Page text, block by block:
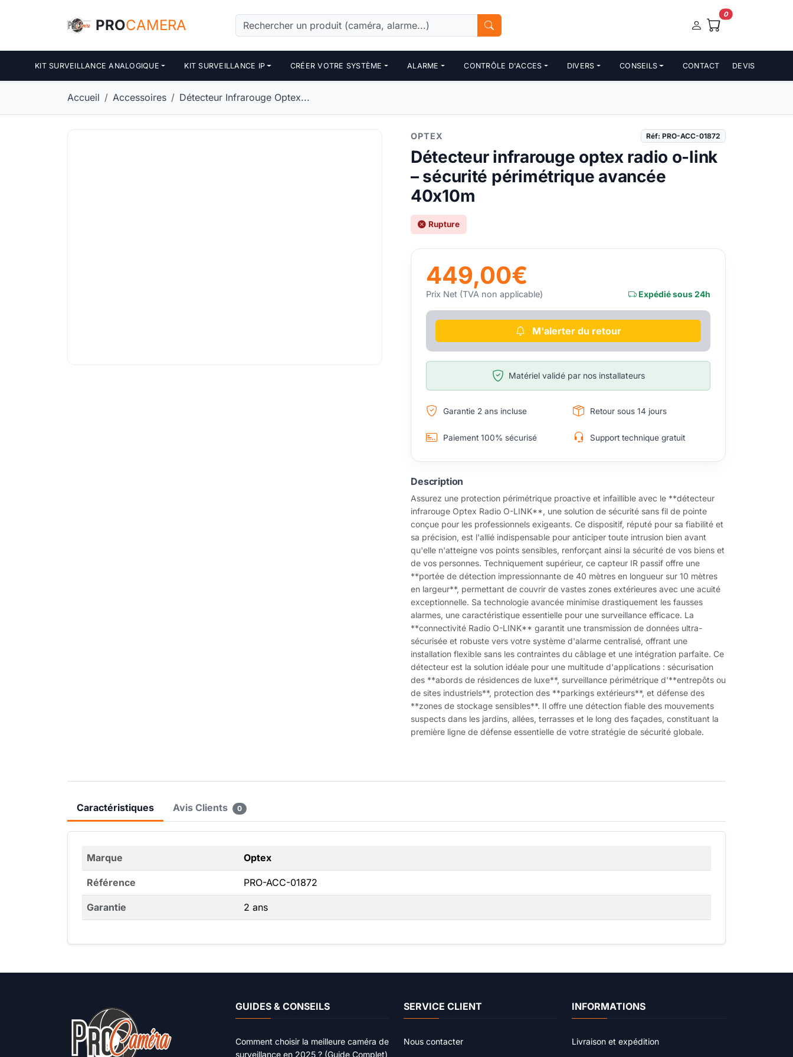
PROCAMERA
0
KIT SURVEILLANCE ANALOGIQUE KIT SURVEILLANCE IP CRÉER VOTRE SYSTÈME ALARME CONTRÔLE D'ACCES DIVERS CONSEILS CONTACT DEVIS
Accueil Accessoires Détecteur Infrarouge Optex...
OPTEX Réf: PRO-ACC-01872
Détecteur infrarouge optex radio o-link
– sécurité périmétrique avancée
40x10m
Rupture
449,00€
Prix Net (TVA non applicable) Expédié sous 24h
M'alerter du retour
Matériel validé par nos installateurs
Garantie 2 ans incluse Retour sous 14 jours
Paiement 100% sécurisé Support technique gratuit
Description
Assurez une protection périmétrique proactive et infaillible avec le **détecteur
infrarouge Optex Radio O-LINK**, une solution de sécurité sans fil de pointe
conçue pour les professionnels exigeants. Ce dispositif, réputé pour sa fiabilité et
sa précision, est l'allié indispensable pour anticiper toute intrusion bien avant
qu'elle n'atteigne vos points sensibles, renforçant ainsi la sécurité de vos biens et
de vos personnes. Techniquement supérieur, ce capteur IR passif offre une
**portée de détection impressionnante de 40 mètres en longueur sur 10 mètres
en largeur**, permettant de couvrir de vastes zones extérieures avec une acuité
exceptionnelle. Sa technologie avancée minimise drastiquement les fausses
alarmes, une caractéristique essentielle pour une surveillance efficace. La
**connectivité Radio O-LINK** garantit une transmission de données ultra-
sécurisée et robuste vers votre système d'alarme centralisé, offrant une
installation flexible sans les contraintes du câblage et une intégration parfaite. Ce
détecteur est la solution idéale pour une multitude d'applications : sécurisation
des **abords de résidences de luxe**, surveillance périmétrique d'**entrepôts ou
de sites industriels**, protection des **parkings extérieurs**, et défense des
**zones de stockage sensibles**. Il offre une détection fiable des mouvements
suspects dans les jardins, allées, terrasses et le long des façades, constituant la
première ligne de défense essentielle de votre stratégie de sécurité globale.
Caractéristiques Avis Clients 0
Marque Optex
Référence PRO-ACC-01872
Garantie 2 ans
GUIDES & CONSEILS
Comment choisir la meilleure caméra de
surveillance en 2025 ? (Guide Complet)
SERVICE CLIENT
Nous contacter
INFORMATIONS
Livraison et expédition